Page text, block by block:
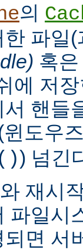
의
파일
혹
에 저
핸들
윈도우
) 넘긴
재시
파일시
면 서